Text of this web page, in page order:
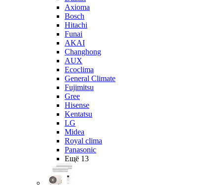
Axioma
Bosch
Hitachi
Funai
AKAI
Changhong
AUX
Ecoclima
General Climate
Fujimitsu
Gree
Hisense
Kentatsu
LG
Midea
Royal clima
Panasonic
Ещё 13